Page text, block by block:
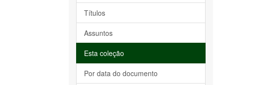
Títulos
Assuntos
Esta coleção
Por data do documento